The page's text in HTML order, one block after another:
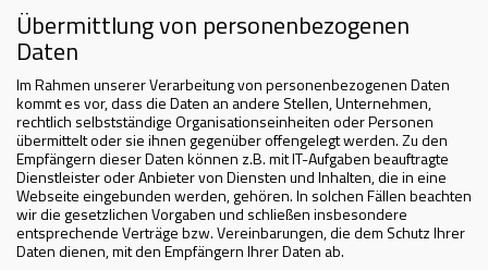
Übermittlung von personenbezogenen
Daten
Im Rahmen unserer Verarbeitung von personenbezogenen Daten
kommt es vor, dass die Daten an andere Stellen, Unternehmen,
rechtlich selbstständige Organisationseinheiten oder Personen
übermittelt oder sie ihnen gegenüber offengelegt werden. Zu den
Empfängern dieser Daten können z.B. mit IT-Aufgaben beauftragte
Dienstleister oder Anbieter von Diensten und Inhalten, die in eine
Webseite eingebunden werden, gehören. In solchen Fällen beachten
wir die gesetzlichen Vorgaben und schließen insbesondere
entsprechende Verträge bzw. Vereinbarungen, die dem Schutz Ihrer
Daten dienen, mit den Empfängern Ihrer Daten ab.